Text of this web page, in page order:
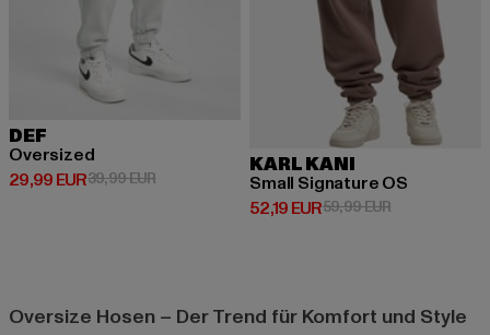
DEF
Oversized
29,99 EUR
Derzeitiger Preis: 29,99 EUR
39,99 EURAktionspreis: 39,99 EUR
KARL KANI
Small Signature OS
52,19 EUR
Derzeitiger Preis: 52,19 EUR
59,99 EURAktionspreis:
Oversize Hosen – Der Trend für Komfort und Style